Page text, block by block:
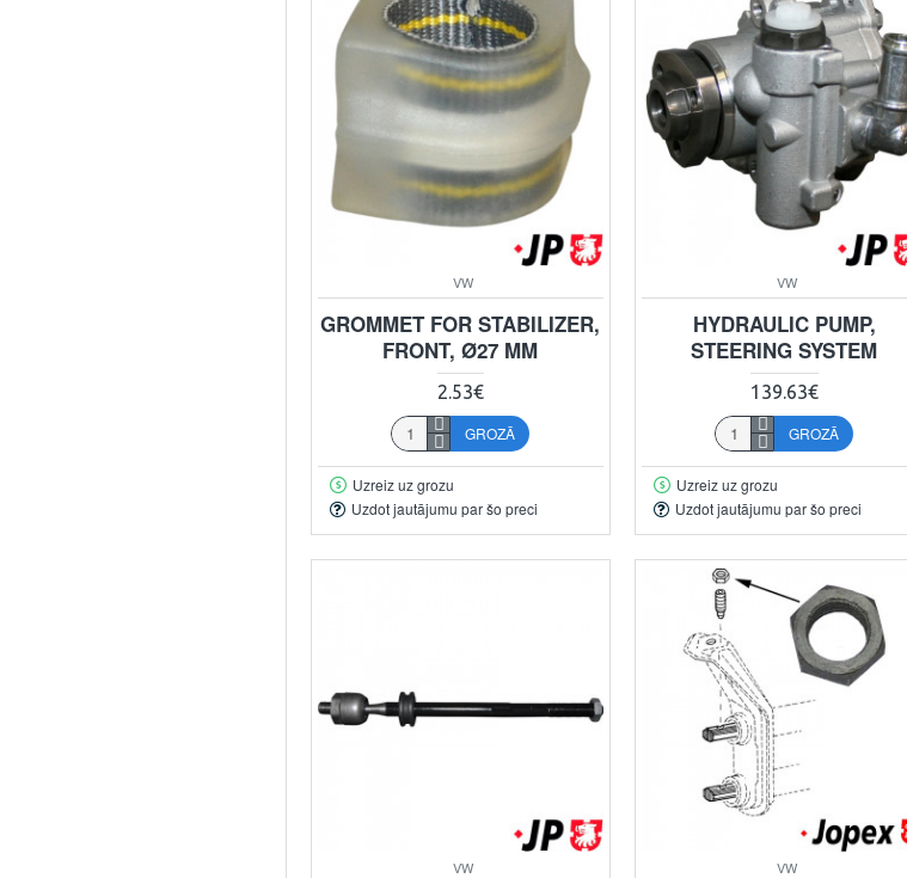
VW
GROMMET FOR STABILIZER,
FRONT, Ø27 MM
2.53€
GROZĀ
Uzreiz uz grozu
Uzdot jautājumu par šo preci
VW
HYDRAULIC PUMP,
STEERING SYSTEM
139.63€
GROZĀ
Uzreiz uz grozu
Uzdot jautājumu par šo preci
VW VW